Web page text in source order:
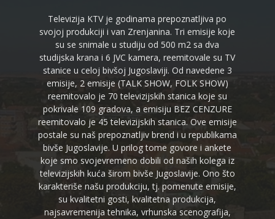
Televizija KTV je godinama prepoznatljiva po
svojoj produkciji i van Zrenjanina. Tri emisije koje
su se snimale u studiju od 500 m2 sa dva
studijska krana i 6 JVC kamera, reemitovale su TV
stanice u celoj bivšoj Jugoslaviji. Od navedene 3
emisije, 2 emisije (TALK SHOW, FOLK SHOW)
reemitovalo je 70 televizijskih stanica koje su
pokrivale 109 gradova, a emisiju BEZ CENZURE
reemitovalo je 45 televizijskih stanica. Ove emisije
postale su naš prepoznatljiv brend i u republikama
bivše Jugoslavije. U prilog tome govore i ankete
koje smo svojevremeno dobili od naših kolega iz
televizijskih kuća širom bivše Jugoslavije. Ono što
karakteriše našu produkciju, tj. pomenute emisije,
su kvalitetni gosti, kvalitetna produkcija,
najsavremenija tehnika, vrhunska scenografija,